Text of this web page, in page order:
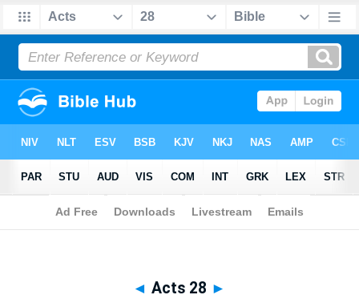
Biblia >Russian: Synodal Translation (1876)> Acts 28
◄ Acts 28 ►